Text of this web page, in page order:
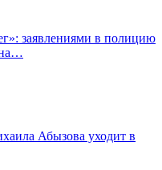
заявлениями в полицию
на…
Абызова уходит в